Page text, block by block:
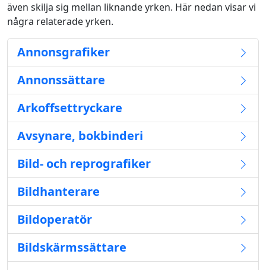
även skilja sig mellan liknande yrken. Här nedan visar vi
några relaterade yrken.
Annonsgrafiker
Annonssättare
Arkoffsettryckare
Avsynare, bokbinderi
Bild- och reprografiker
Bildhanterare
Bildoperatör
Bildskärmssättare